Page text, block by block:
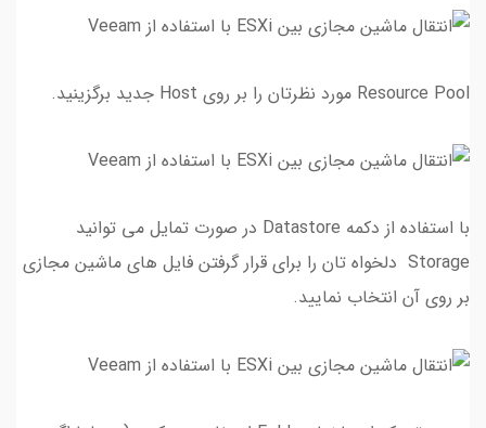
Resource Pool مورد نظرتان را بر روی Host جدید برگزینید.
با استفاده از دکمه Datastore در صورت تمایل می توانید
Storage دلخواه تان را برای قرار گرفتن فایل های ماشین مجازی
بر روی آن انتخاب نمایید.